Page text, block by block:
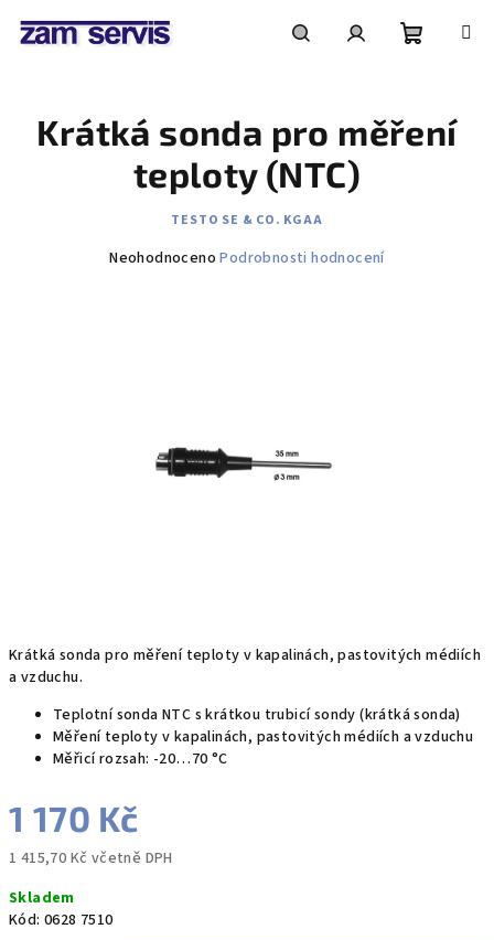
košík
Krátká sonda pro měření teploty v kapalinách, pastovitých médiích
a vzduchu.
Teplotní sonda NTC s krátkou trubicí sondy (krátká sonda)
Měření teploty v kapalinách, pastovitých médiích a vzduchu
Měřicí rozsah: -20…70 °C
1 170 Kč
1 415,70 Kč včetně DPH
cena:
Skladem
Kód: 0628 7510
Krátká sonda pro měření
teploty (NTC)
TESTO SE & CO. KGAA
Průměrné
Neohodnoceno Podrobnosti hodnocení